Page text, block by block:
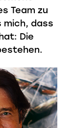
Team zu
mich, dass
Die